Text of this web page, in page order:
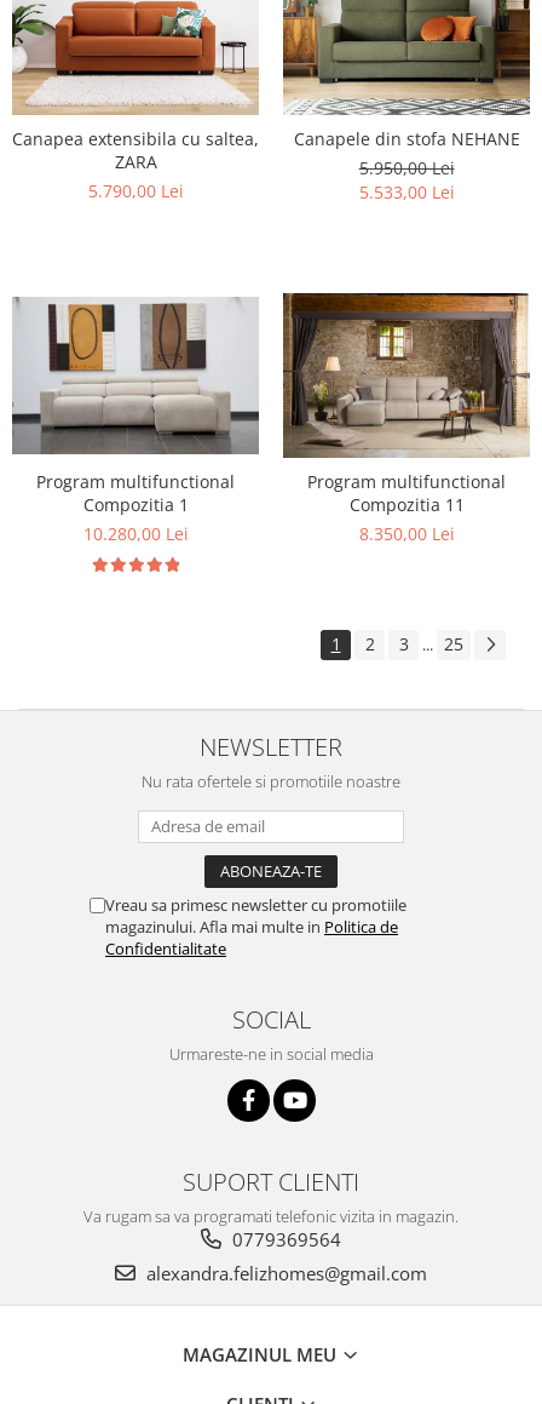
Canapea extensibila cu saltea,
ZARA
5.790,00 Lei
Canapele din stofa NEHANE
5.950,00 Lei
5.533,00 Lei
Program multifunctional
Compozitia 1
10.280,00 Lei
Program multifunctional
Compozitia 11
8.350,00 Lei
1 2 3 ... 25
NEWSLETTER
Nu rata ofertele si promotiile noastre
Vreau sa primesc newsletter cu promotiile
magazinului. Afla mai multe in Politica de
Confidentialitate
SOCIAL
Urmareste-ne in social media
SUPORT CLIENTI
Va rugam sa va programati telefonic vizita in magazin.
0779369564
alexandra.felizhomes@gmail.com
MAGAZINUL MEU